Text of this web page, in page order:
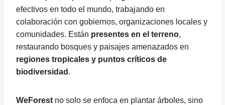
efectivos en todo el mundo, trabajando en
colaboración con gobiernos, organizaciones locales y
comunidades. Están presentes en el terreno,
restaurando bosques y paisajes amenazados en
regiones tropicales y puntos críticos de
biodiversidad .
WeForest no solo se enfoca en plantar árboles, sino